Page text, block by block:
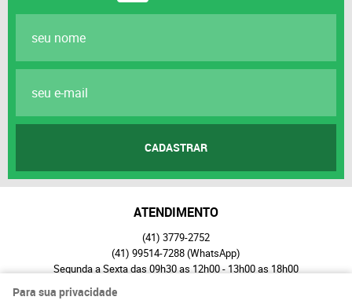
CADASTRAR
ATENDIMENTO
(41) 3779-2752
(41) 99514-7288(WhatsApp)
Segunda a Sexta das 09h30 as 12h00 - 13h00 as 18h00
Para sua privacidade